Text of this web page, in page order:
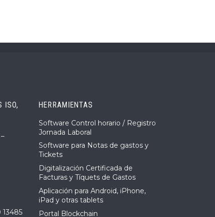
ISO,
HERRAMIENTAS
Software Control horario / Registro
Jornada Laboral
Software para Notas de gastos y
Tickets
Digitalización Certificada de
Facturas y Tíquets de Gastos
Aplicación para Android, iPhone,
iPad y otras tablets
Portal Blockchain